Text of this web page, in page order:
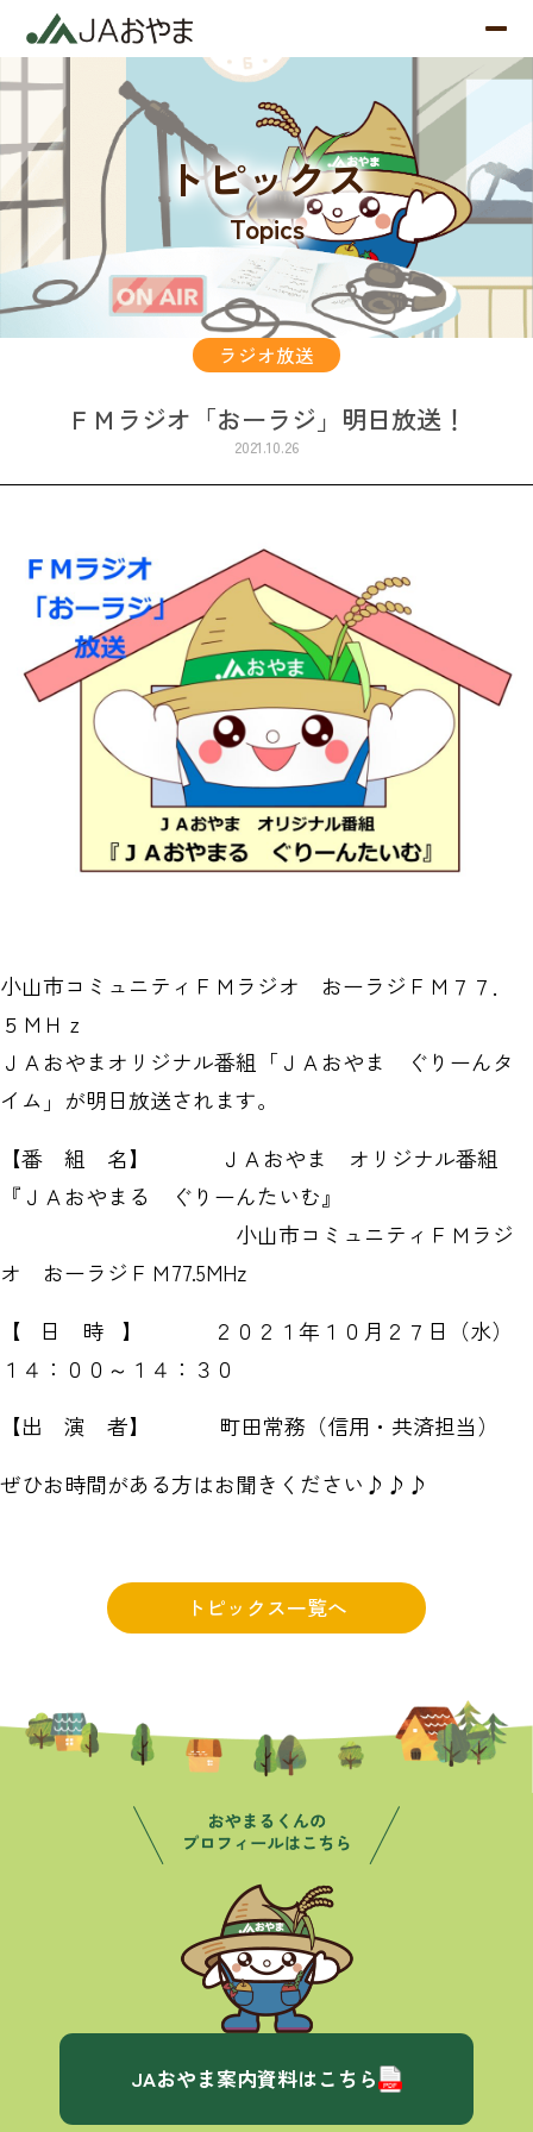
トピックス
Topics
ラジオ放送
ＦＭラジオ「おーラジ」明日放送！
2021.10.26
小山市コミュニティＦＭラジオ おーラジＦＭ７７．
５ＭＨｚ
ＪＡおやまオリジナル番組「ＪＡおやま ぐりーんタ
イム」が明日放送されます。
【番 組 名】 ＪＡおやま オリジナル番組
『ＪＡおやまる ぐりーんたいむ』
小山市コミュニティＦＭラジ
オ おーラジＦＭ77.5MHz
【 日 時 】 ２０２１年１０月２７日（水）
１４：００～１４：３０
【出 演 者】 町田常務（信用・共済担当）
ぜひお時間がある方はお聞きください♪♪♪
トピックス一覧へ
JAおやま案内資料はこちら